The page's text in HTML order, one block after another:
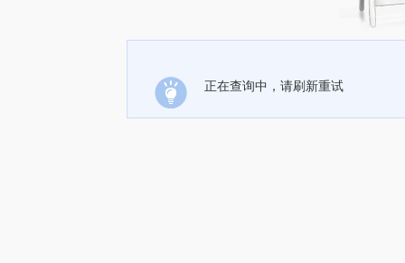
正在查询中，请刷新重试